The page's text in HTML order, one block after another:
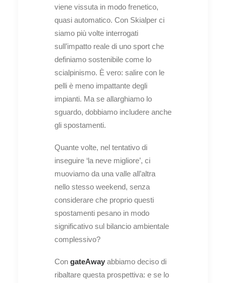
viene vissuta in modo frenetico,
quasi automatico. Con Skialper ci
siamo più volte interrogati
sull’impatto reale di uno sport che
definiamo sostenibile come lo
scialpinismo. È vero: salire con le
pelli è meno impattante degli
impianti. Ma se allarghiamo lo
sguardo, dobbiamo includere anche
gli spostamenti.
Quante volte, nel tentativo di
inseguire ‘la neve migliore’, ci
muoviamo da una valle all’altra
nello stesso weekend, senza
considerare che proprio questi
spostamenti pesano in modo
significativo sul bilancio ambientale
complessivo?
Con gateAway abbiamo deciso di
ribaltare questa prospettiva: e se lo